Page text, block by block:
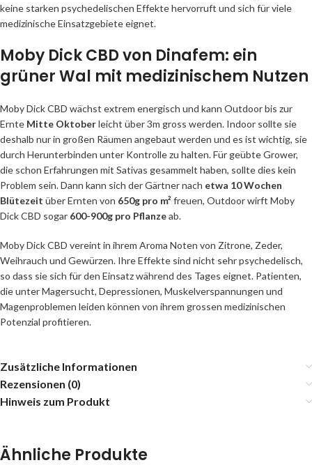
keine starken psychedelischen Effekte hervorruft und sich für viele
medizinische Einsatzgebiete eignet.
Moby Dick CBD von Dinafem: ein
grüner Wal mit medizinischem Nutzen
Moby Dick CBD wächst extrem energisch und kann Outdoor bis zur
Ernte Mitte Oktoberleicht über 3m gross werden. Indoor sollte sie
deshalb nur in großen Räumen angebaut werden und es ist wichtig, sie
durch Herunterbinden unter Kontrolle zu halten. Für geübte Grower,
die schon Erfahrungen mit Sativas gesammelt haben, sollte dies kein
Problem sein. Dann kann sich der Gärtner nach etwa 10 Wochen
Blütezeit über Ernten von 650g pro m² freuen, Outdoor wirft Moby
Dick CBD sogar 600-900g pro Pflanzeab.
Moby Dick CBD vereint in ihrem Aroma Noten von Zitrone, Zeder,
Weihrauch und Gewürzen. Ihre Effekte sind nicht sehr psychedelisch,
so dass sie sich für den Einsatz während des Tages eignet. Patienten,
die unter Magersucht, Depressionen, Muskelverspannungen und
Magenproblemen leiden können von ihrem grossen medizinischen
Potenzial profitieren.
Zusätzliche Informationen
Rezensionen (0)
Hinweis zum Produkt
Ähnliche Produkte